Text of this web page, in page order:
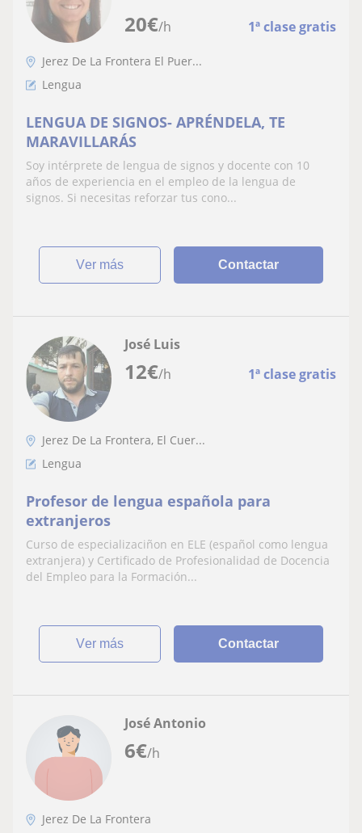
20€/h 1ª clase gratis
Jerez De La Frontera El Puer...
Lengua
LENGUA DE SIGNOS- APRÉNDELA, TE
MARAVILLARÁS
Soy intérprete de lengua de signos y docente con 10
años de experiencia en el empleo de la lengua de
signos. Si necesitas reforzar tus cono...
ver más Contactar
12€/h 1ª clase gratis
José Luis
Jerez De La Frontera, El Cuer...
Lengua
Profesor de lengua española para
extranjeros
Curso de especializaciñon en ELE (español como lengua
extranjera) y Certificado de Profesionalidad de Docencia
del Empleo para la Formación...
ver más Contactar
6€/h
José Antonio
Jerez De La Frontera